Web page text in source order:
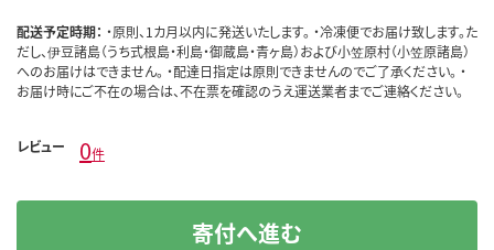
配送予定時期： ・原則、1カ月以内に発送いたします。 ・冷凍便でお届け致します。た
だし、伊豆諸島（うち式根島・利島・御蔵島・青ヶ島）および小笠原村（小笠原諸島）
へのお届けはできません。 ・配達日指定は原則できませんのでご了承ください。 ・
お届け時にご不在の場合は、不在票を確認のうえ運送業者までご連絡ください。
レビュー 0件
寄付へ進む